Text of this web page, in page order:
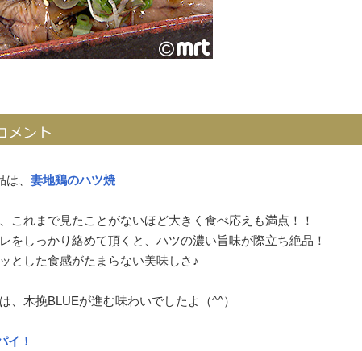
、 妻地鶏のハツ焼
これまで見たことがないほど大きく食べ応えも満点！！
をしっかり絡めて頂くと、ハツの濃い旨味が際立ち絶品！
とした食感がたまらない美味しさ♪
、木挽BLUEが進む味わいでしたよ（^^）
イ！